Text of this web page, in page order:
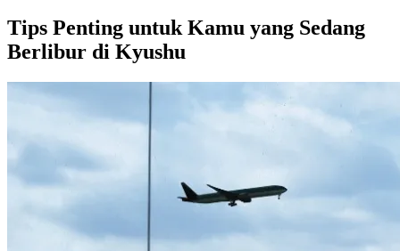
Tips Penting untuk Kamu yang Sedang
Berlibur di Kyushu